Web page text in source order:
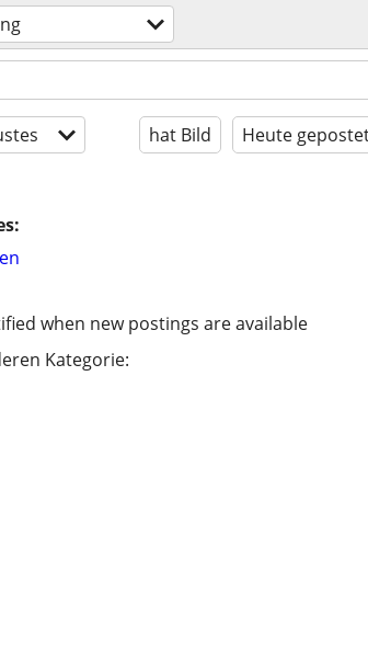
hat Bild Heute
when new postings are available
Kategorie: